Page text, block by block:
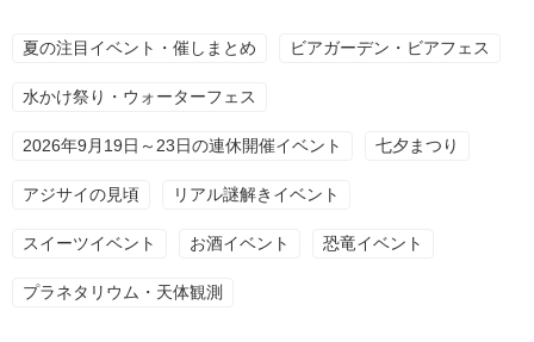
夏の注目イベント・催しまとめ ビアガーデン・ビアフェス
水かけ祭り・ウォーターフェス
2026年9月19日～23日の連休開催イベント 七夕まつり
アジサイの見頃 リアル謎解きイベント
スイーツイベント お酒イベント 恐竜イベント
プラネタリウム・天体観測